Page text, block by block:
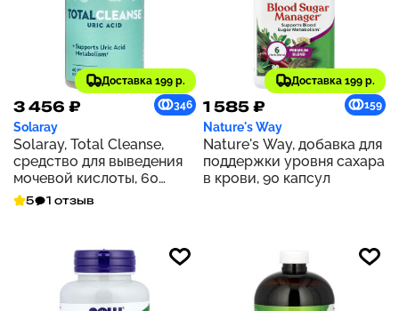
Доставка 199 р.
3 456 ₽ 346
Solaray
Solaray, Total Cleanse,
средство для выведения
мочевой кислоты, 60
растительных капсул
5 1 отзыв
Доставка 199 р.
1 585 ₽ 159
Nature's Way
Nature's Way, добавка для
поддержки уровня сахара
в крови, 90 капсул